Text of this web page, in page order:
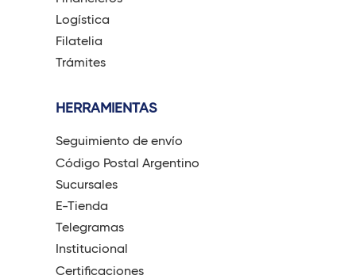
Logística
Filatelia
Trámites
HERRAMIENTAS
Seguimiento de envío
Código Postal Argentino
Sucursales
E-Tienda
Telegramas
Institucional
Certificaciones